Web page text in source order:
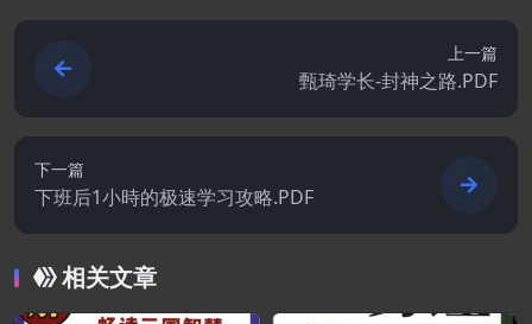
上一篇
甄琦学长-封神之路.PDF
下一篇
下班后1小時的极速学习攻略.PDF
相关文章